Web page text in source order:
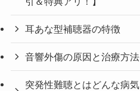
耳あな型補聴器の特徴
音響外傷の原因と治療方
突発性難聴とはどんな病